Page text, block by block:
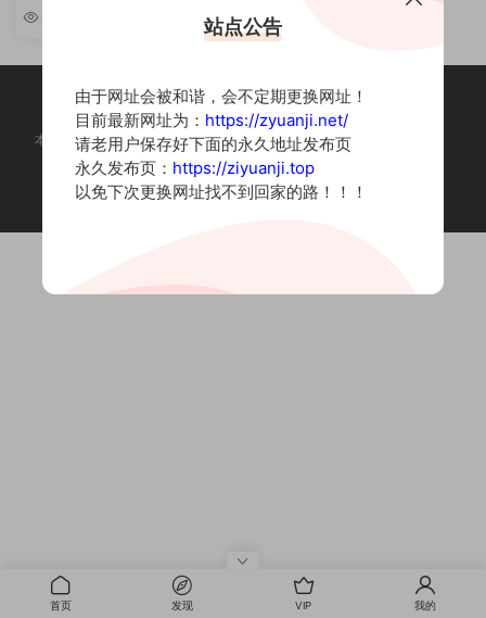
续更新]
本站为摄影写真图片网站，内容来自网络收集整理，仅作个人学习使用。
如有违法内容请联系删除
Copyright © 2022 资源集
首页 发现 VIP 我的
站点公告
由于网址会被和谐，会不定期更换网址！
目前最新网址为： https://zyuanji.net/
请老用户保存好下面的永久地址发布页
永久发布页： https://ziyuanji.top
以免下次更换网址找不到回家的路！！！